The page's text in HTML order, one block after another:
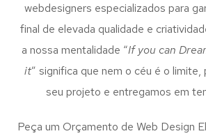
webdesigners especializados para
final de elevada qualidade e
a nossa mentalidade “If you can
it” significa que nem o céu é o limite,
seu projeto e entregamos em
Peça um Orçamento de Web Design